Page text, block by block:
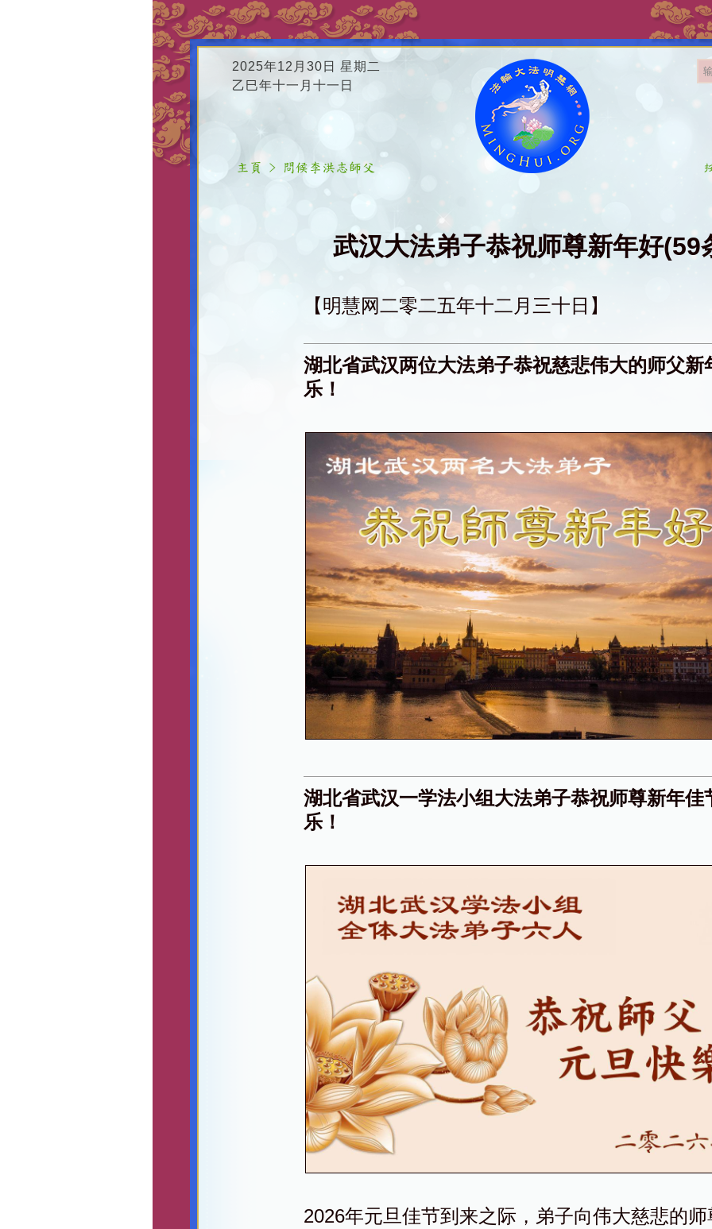
2025年12月30日 星期二
乙巳年十一月十一日
武汉大法弟子恭祝师尊新年好(59
【明慧网二零二五年十二月三十日】
湖北省武汉两位大法弟子恭祝慈悲伟大的师父新
乐！
湖北省武汉一学法小组大法弟子恭祝师尊新年佳
乐！
2026年元旦佳节到来之际，弟子向伟大慈悲的师